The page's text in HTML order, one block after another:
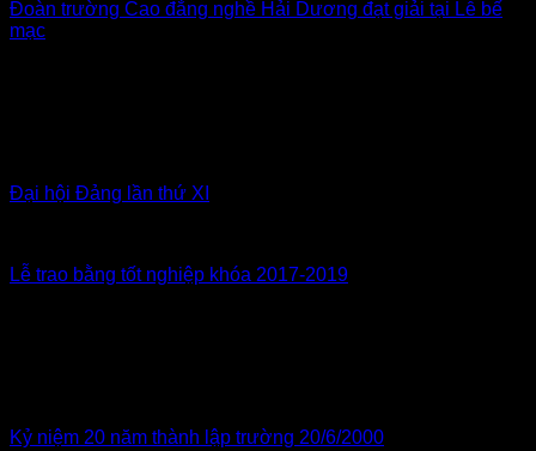
Đoàn trường Cao đẳng nghề Hải Dương đạt giải tại Lễ bế
mạc
Đại hội Đảng lần thứ XI
Lễ trao bằng tốt nghiệp khóa 2017-2019
Kỷ niệm 20 năm thành lập trường 20/6/2000